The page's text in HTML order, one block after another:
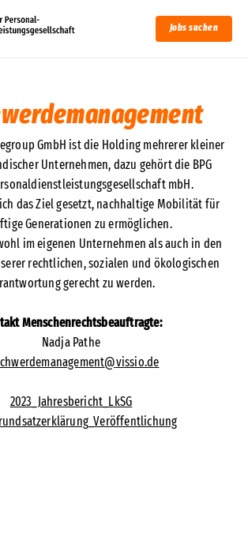
Jobs suchen
GmbH ist die Holding mehrerer kleiner
Unternehmen, dazu gehört die BPG
mbH.
das Ziel gesetzt, nachhaltige Mobilität für
Generationen zu ermöglichen.
im eigenen Unternehmen als auch in den
rechtlichen, sozialen und ökologischen
gerecht zu werden.
Menschenrechtsbeauftragte:
Nadja Pathe
@vissio.de
2023_Jahresbericht_LkSG